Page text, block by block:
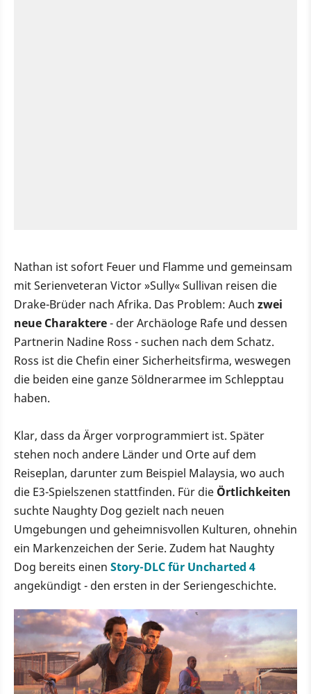
Nathan ist sofort Feuer und Flamme und gemeinsam
mit Serienveteran Victor »Sully« Sullivan reisen die
Drake-Brüder nach Afrika. Das Problem: Auch zwei
neue Charaktere- der Archäologe Rafe und dessen
Partnerin Nadine Ross - suchen nach dem Schatz.
Ross ist die Chefin einer Sicherheitsfirma, weswegen
die beiden eine ganze Söldnerarmee im Schlepptau
haben.
Klar, dass da Ärger vorprogrammiert ist. Später
stehen noch andere Länder und Orte auf dem
Reiseplan, darunter zum Beispiel Malaysia, wo auch
die E3-Spielszenen stattfinden. Für die Örtlichkeiten
suchte Naughty Dog gezielt nach neuen
Umgebungen und geheimnisvollen Kulturen, ohnehin
ein Markenzeichen der Serie. Zudem hat Naughty
Dog bereits einen Story-DLC für Uncharted 4
angekündigt - den ersten in der Seriengeschichte.